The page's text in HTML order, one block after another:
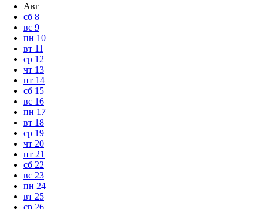
Авг
сб 8
вс 9
пн 10
вт 11
ср 12
чт 13
пт 14
сб 15
вс 16
пн 17
вт 18
ср 19
чт 20
пт 21
сб 22
вс 23
пн 24
вт 25
ср 26